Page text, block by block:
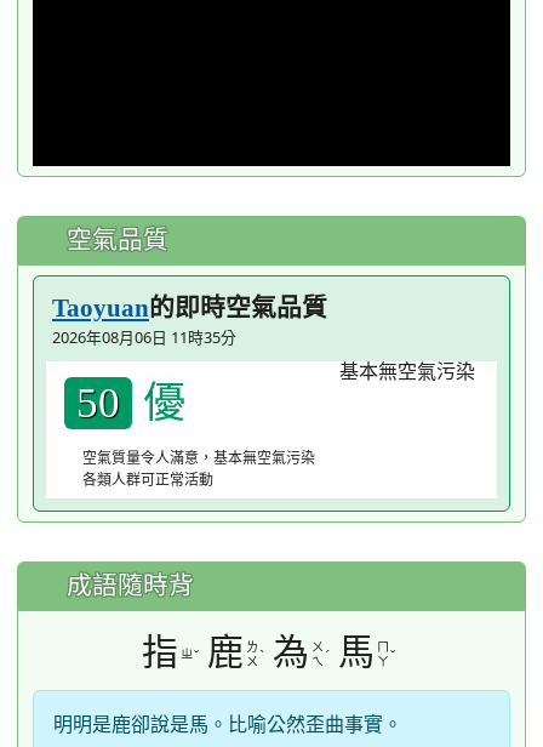
空氣品質
Taoyuan的即時空氣品質
2026年08月06日 11時35分
50 優
空氣質量令人滿意，基本無空氣污染
各類人群可正常活動
成語隨時背
指 ㄓˇ 鹿 ㄌ
ㄨ ˋ 為 ㄨ
ㄟ ˊ 馬 ㄇ
ㄚˇ
明明是鹿卻說是馬。比喻公然歪曲事實。